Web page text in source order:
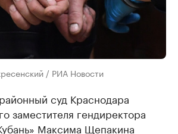
/ РИА Новости
суд Краснодара
заместителя гендиректора
Максима Щепакина